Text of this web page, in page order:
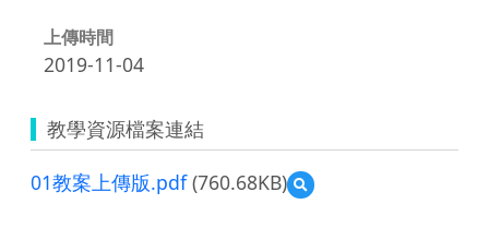
上傳時間
2019-11-04
教學資源檔案連結
01教案上傳版.pdf(760.68KB)
預
覽